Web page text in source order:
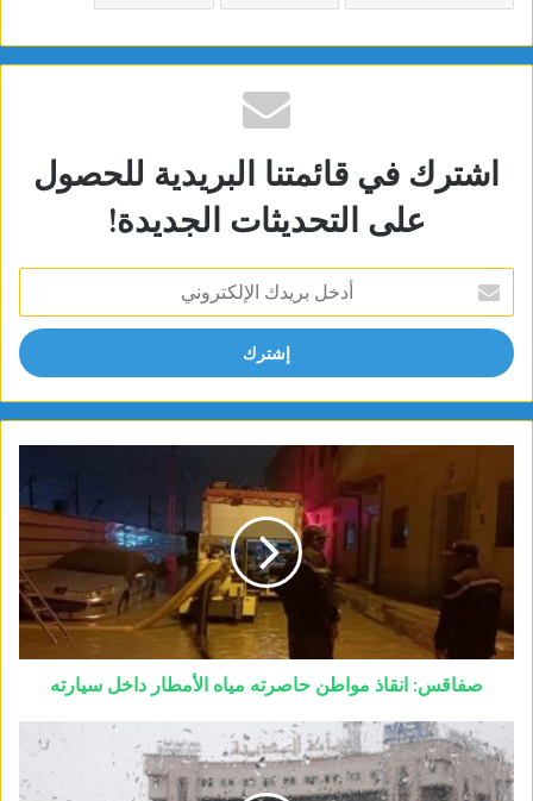
اشترك في قائمتنا البريدية للحصول
على التحديثات الجديدة!
بريدك
الإلكتروني
صفاقس: انقاذ مواطن حاصرته مياه الأمطار داخل سيارته